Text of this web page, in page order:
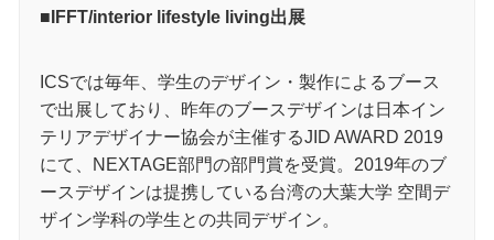
■IFFT/interior lifestyle living出展
ICSでは毎年、学生のデザイン・製作によるブース
で出展しており、昨年のブースデザインは日本イン
テリアデザイナー協会が主催するJID AWARD 2019
にて、NEXTAGE部門の部門賞を受賞。2019年のブ
ースデザインは提携している台湾の大葉大学 空間デ
ザイン学科の学生との共同デザイン。